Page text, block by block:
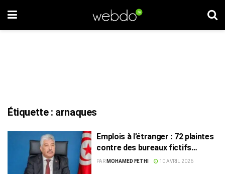
Étiquette : arnaques
Emplois à l’étranger : 72 plaintes
contre des bureaux fictifs
ciblant les jeunes
PAR MOHAMED FETHI 10 AVRIL 2026